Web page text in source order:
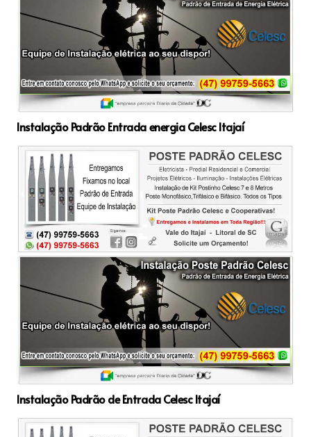
Instalação Padrão Entrada energia Celesc Itajaí
Instalação Padrão de Entrada Celesc Itajaí